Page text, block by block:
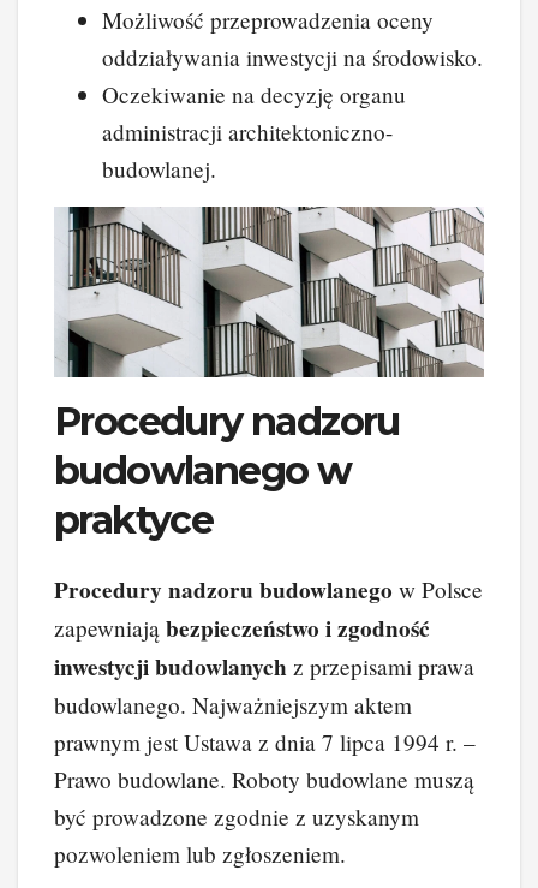
Możliwość przeprowadzenia oceny
oddziaływania inwestycji na środowisko.
Oczekiwanie na decyzję organu
administracji architektoniczno-
budowlanej.
Procedury nadzoru
budowlanego w
praktyce
Procedury nadzoru budowlanego w Polsce
zapewniają bezpieczeństwo i zgodność
inwestycji budowlanych z przepisami prawa
budowlanego. Najważniejszym aktem
prawnym jest Ustawa z dnia 7 lipca 1994 r. –
Prawo budowlane. Roboty budowlane muszą
być prowadzone zgodnie z uzyskanym
pozwoleniem lub zgłoszeniem.